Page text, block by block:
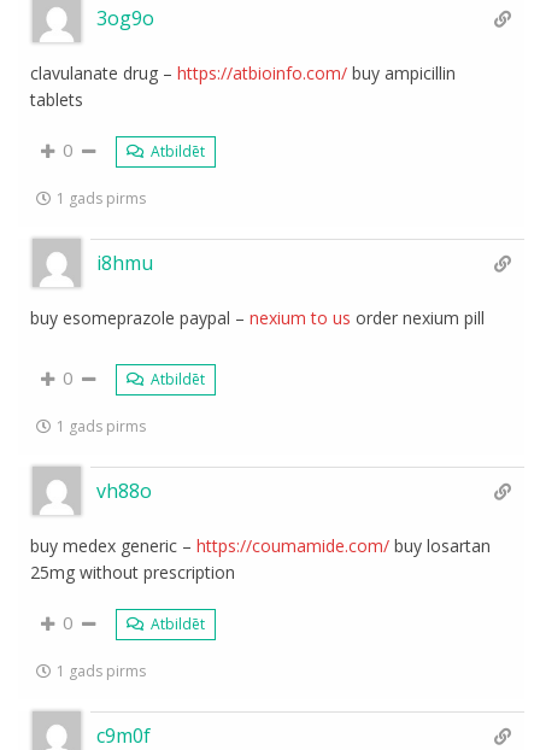
3og9o
clavulanate drug –https://atbioinfo.com/ buy ampicillin
tablets
0 Atbildēt
1 gads pirms
i8hmu
buy esomeprazole paypal –nexium to us order nexium pill
0 Atbildēt
1 gads pirms
vh88o
buy medex generic –https://coumamide.com/ buy losartan
25mg without prescription
0 Atbildēt
1 gads pirms
c9m0f